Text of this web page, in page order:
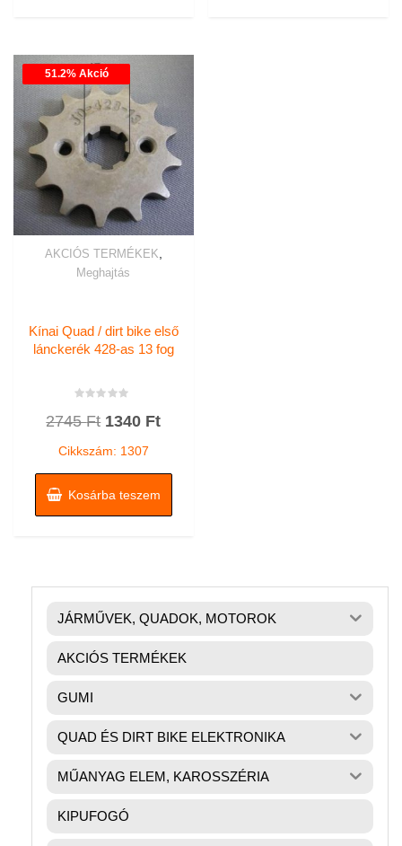
51.2% Akció
AKCIÓS TERMÉKEK
Meghajtás
Kínai Quad / dirt bike első
lánckerék 428-as 13 fog
0
2745Ft Original
price
2745 Ft.
1340 FtCurrent
Cikkszám: 1307
Kosárba teszem
JÁRMŰVEK, QUADOK, MOTOROK
AKCIÓS TERMÉKEK
GUMI
QUAD ÉS DIRT BIKE ELEKTRONIKA
MŰANYAG ELEM, KAROSSZÉRIA
KIPUFOGÓ